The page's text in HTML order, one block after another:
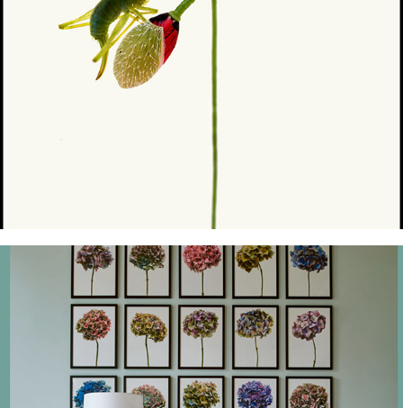
In flight (2016-2017)